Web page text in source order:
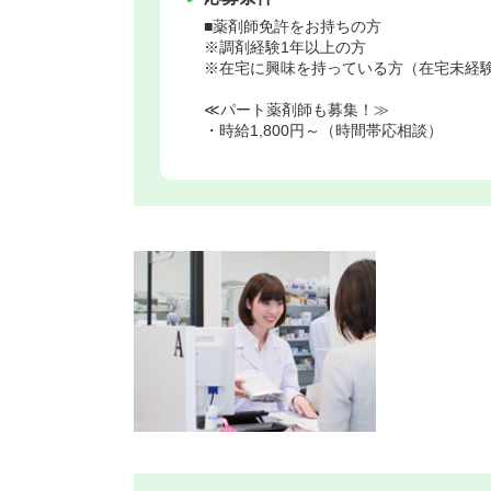
■薬剤師免許をお持ちの方
※調剤経験1年以上の方
※在宅に興味を持っている方（在宅未経
≪パート薬剤師も募集！≫
・時給1,800円～（時間帯応相談）